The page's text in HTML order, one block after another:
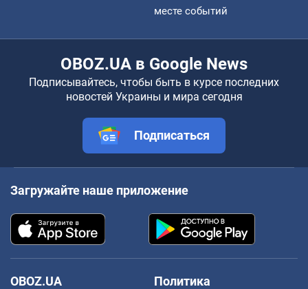
месте событий
OBOZ.UA в Google News
Подписывайтесь, чтобы быть в курсе последних
новостей Украины и мира сегодня
Подписаться
Загружайте наше приложение
OBOZ.UA
Политика